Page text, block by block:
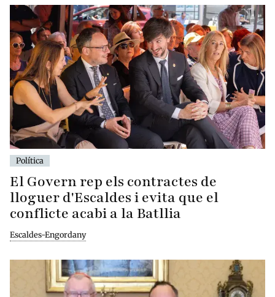
Política
El Govern rep els contractes de
lloguer d'Escaldes i evita que el
conflicte acabi a la Batllia
Escaldes-Engordany